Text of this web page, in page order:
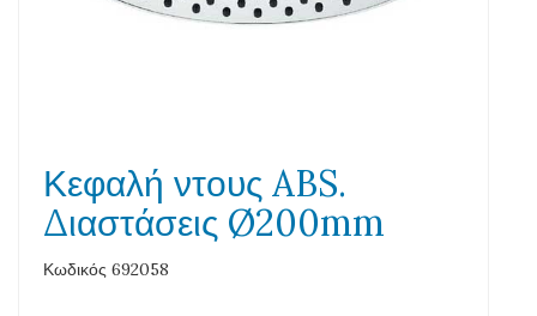
Κεφαλή ντους ABS.
Διαστάσεις Ø200mm
Κωδικός 692058